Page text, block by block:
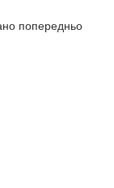
попередньо